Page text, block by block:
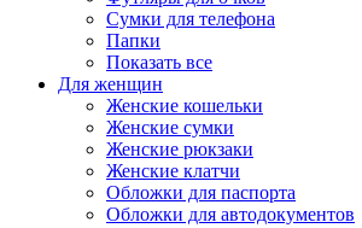
Сумки для телефона
Папки
Показать все
Для женщин
Женские кошельки
Женские сумки
Женские рюкзаки
Женские клатчи
Обложки для паспорта
Обложки для автодокументов